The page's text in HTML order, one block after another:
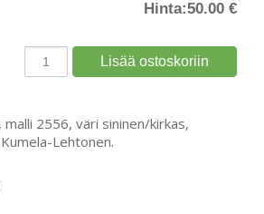
Hinta:50.00 €
2556, väri sininen/kirkas,
Lehtonen.